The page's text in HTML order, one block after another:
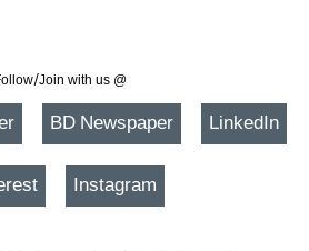
Join with us @
BD Newspaper LinkedIn
Instagram